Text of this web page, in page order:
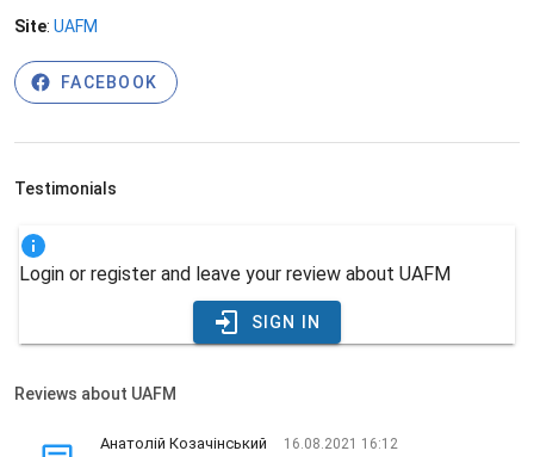
Site: UAFM
FACEBOOK
Testimonials
Login or register and leave your review about UAFM
SIGN IN
Reviews about UAFM
Анатолій Козачінський 16.08.2021 16:12